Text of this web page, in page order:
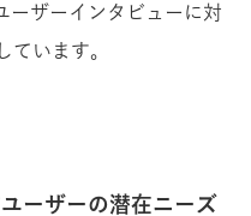
ーザーインタビューに対
ています。
ーザーの潜在ニーズ